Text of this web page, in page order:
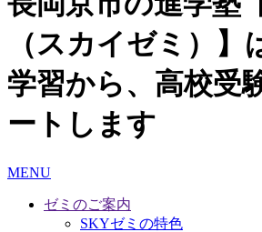
（スカイゼミ）】
学習から、高校受
ートします
MENU
ゼミのご案内
SKYゼミの特色